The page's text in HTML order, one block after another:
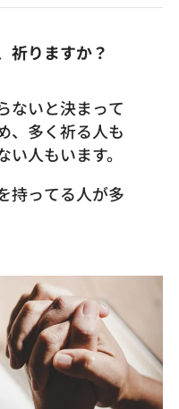
祈りますか？
ないと決まって
、多く祈る人も
人もいます。
持ってる人が多